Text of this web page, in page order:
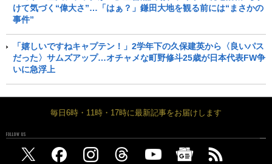
けて気づく“偉大さ”…「はぁ？」鎌田大地を観る前には“まさかの
事件”
「嬉しいですねキャプテン！」2学年下の久保建英から〈良いパス
だった〉サムズアップ…オチャメな町野修斗25歳が日本代表FW争
いに急浮上
毎日6時・11時・17時に最新記事をお届けします
FOLLOW US